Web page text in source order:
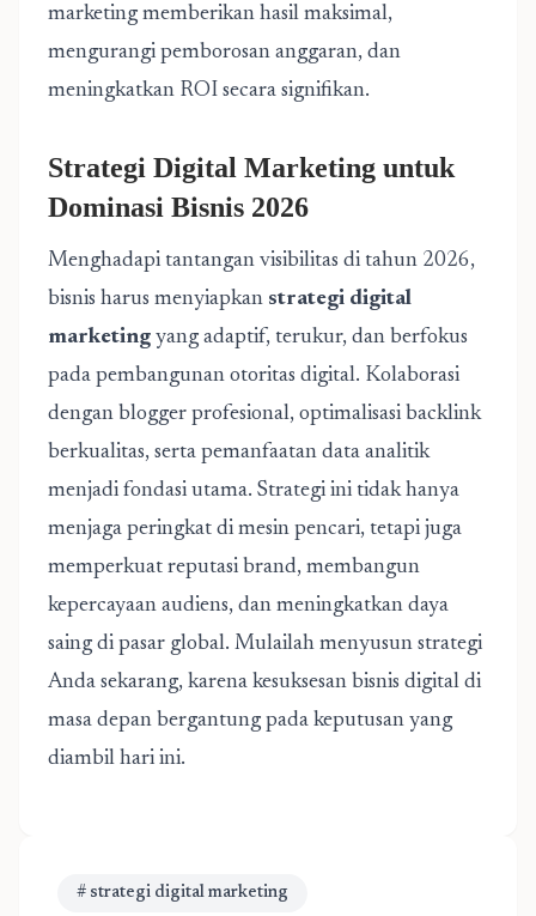
marketing memberikan hasil maksimal,
mengurangi pemborosan anggaran, dan
meningkatkan ROI secara signifikan.
Strategi Digital Marketing untuk
Dominasi Bisnis 2026
Menghadapi tantangan visibilitas di tahun 2026,
bisnis harus menyiapkan strategi digital
marketing yang adaptif, terukur, dan berfokus
pada pembangunan otoritas digital. Kolaborasi
dengan blogger profesional, optimalisasi backlink
berkualitas, serta pemanfaatan data analitik
menjadi fondasi utama. Strategi ini tidak hanya
menjaga peringkat di mesin pencari, tetapi juga
memperkuat reputasi brand, membangun
kepercayaan audiens, dan meningkatkan daya
saing di pasar global. Mulailah menyusun strategi
Anda sekarang, karena kesuksesan bisnis digital di
masa depan bergantung pada keputusan yang
diambil hari ini.
# strategi digital marketing